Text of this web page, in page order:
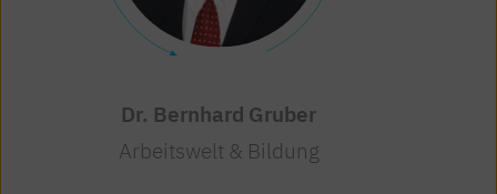
Dr. Bernhard Gruber
Arbeitswelt & Bildung